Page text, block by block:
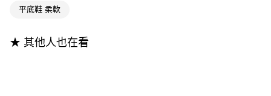
4.訂單成立30分鐘內，如未前往確認交易或遇審核未通過，訂單將自動取
【繳款方式說明】
便利好安心！
３．安心：先確認商品／服務後，再付款。
全家付款取貨
平底鞋 柔軟
★ 其他人也在看